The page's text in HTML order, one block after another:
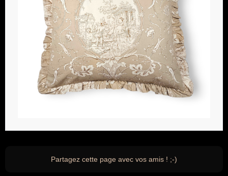
Partagez cette page avec vos amis ! ;-)